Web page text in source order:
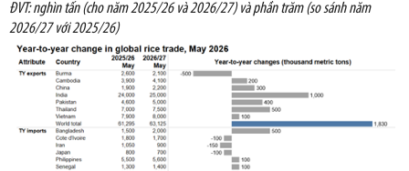
ĐVT: nghìn tấn (cho năm 2025/26 và 2026/27) và phần trăm (so sánh năm
2026/27 với 2025/26)